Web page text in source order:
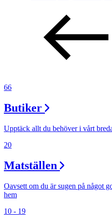
Presentkort
66
Butiker
Upptäck allt du behöver i vårt
20
Matställen
Oavsett om du är sugen på något
hem
10 - 19